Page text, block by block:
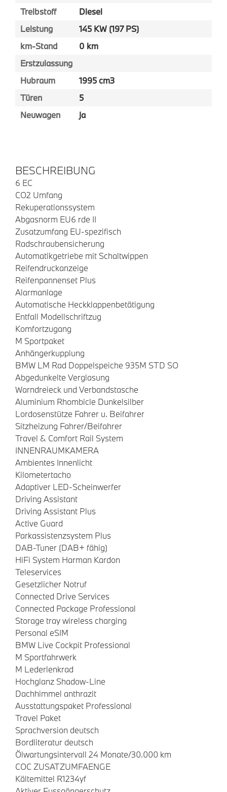
Treibstoff
Diesel
Leistung
145 KW (197 PS)
km-Stand
0 km
Erstzulassung
Hubraum
1995 cm3
Türen
5
Neuwagen
ja
BESCHREIBUNG
6 EC
CO2 Umfang
Rekuperationssystem
Abgasnorm EU6 rde II
Zusatzumfang EU-spezifisch
Radschraubensicherung
Automatikgetriebe mit Schaltwippen
Reifendruckanzeige
Reifenpannenset Plus
Alarmanlage
Automatische Heckklappenbetätigung
Entfall Modellschriftzug
Komfortzugang
M Sportpaket
Anhängerkupplung
BMW LM Rad Doppelspeiche 935M STD SO
Abgedunkelte Verglasung
Warndreieck und Verbandstasche
Aluminium Rhombicle Dunkelsilber
Lordosenstütze Fahrer u. Beifahrer
Sitzheizung Fahrer/Beifahrer
Travel & Comfort Rail System
INNENRAUMKAMERA
Ambientes Innenlicht
Kilometertacho
Adaptiver LED-Scheinwerfer
Driving Assistant
Driving Assistant Plus
Active Guard
Parkassistenzsystem Plus
DAB-Tuner (DAB+ fähig)
HiFi System Harman Kardon
Teleservices
Gesetzlicher Notruf
Connected Drive Services
Connected Package Professional
Storage tray wireless charging
Personal eSIM
BMW Live Cockpit Professional
M Sportfahrwerk
M Lederlenkrad
Hochglanz Shadow-Line
Dachhimmel anthrazit
Ausstattungspaket Professional
Travel Paket
Sprachversion deutsch
Bordliteratur deutsch
Ölwartungsintervall 24 Monate/30.000 km
COC ZUSATZUMFAENGE
Kältemittel R1234yf